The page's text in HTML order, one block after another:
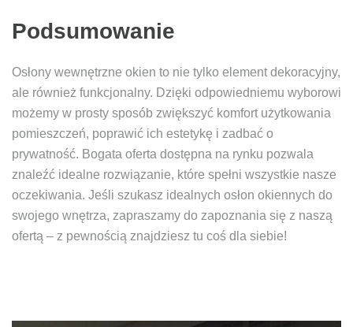
Podsumowanie
Osłony wewnętrzne okien to nie tylko element dekoracyjny,
ale również funkcjonalny. Dzięki odpowiedniemu wyborowi
możemy w prosty sposób zwiększyć komfort użytkowania
pomieszczeń, poprawić ich estetykę i zadbać o
prywatność. Bogata oferta dostępna na rynku pozwala
znaleźć idealne rozwiązanie, które spełni wszystkie nasze
oczekiwania. Jeśli szukasz idealnych osłon okiennych do
swojego wnętrza, zapraszamy do zapoznania się z naszą
ofertą – z pewnością znajdziesz tu coś dla siebie!